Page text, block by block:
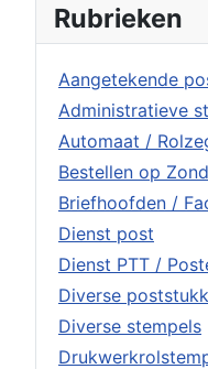
Rubrieken
Aangetekende
Administratieve
Automaat /
Bestellen op
Briefhoofden /
Dienst post
Dienst PTT /
Diverse
Diverse stempels